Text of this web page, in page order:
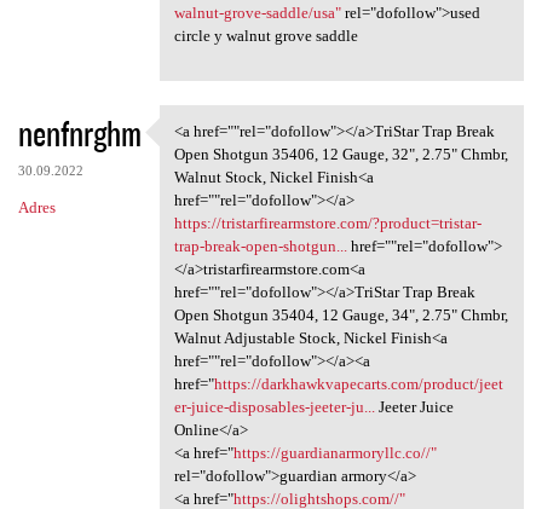
walnut-grove-saddle/usa"rel="dofollow">used
circle y walnut grove saddle
nenfnrghm
30.09.2022
Adres
<a href=""rel="dofollow"></a
<a href=""rel="dofollow"></a>TriStar Trap Break
Open Shotgun 35406, 12 Gauge, 32", 2.75" Chmbr,
Walnut Stock, Nickel Finish<a
href=""rel="dofollow"></a>
https://tristarfirearmstore.com/?product=tristar-
trap-break-open-shotgun...
href=""rel="dofollow">
</a>tristarfirearmstore.com<a
href=""rel="dofollow"></a>TriStar Trap Break
Open Shotgun 35404, 12 Gauge, 34", 2.75" Chmbr,
Walnut Adjustable Stock, Nickel Finish<a
href=""rel="dofollow"></a><a
href="https://darkhawkvapecarts.com/product/jeet
er-juice-disposables-jeeter-ju...
Jeeter Juice
Online</a>
<a href="https://guardianarmoryllc.co//"
rel="dofollow">guardian armory</a>
<a href="https://olightshops.com//"